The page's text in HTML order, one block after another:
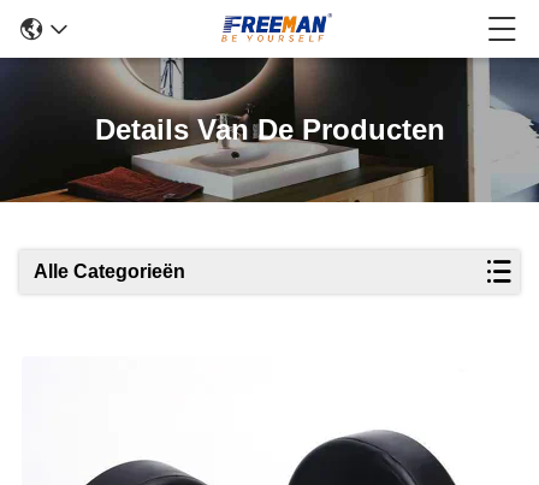
Details Van De Producten
Alle Categorieën